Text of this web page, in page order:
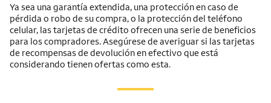
Ya sea una garantía extendida, una protección en caso de
pérdida o robo de su compra, o la protección del teléfono
celular, las tarjetas de crédito ofrecen una serie de beneficios
para los compradores. Asegúrese de averiguar si las tarjetas
de recompensas de devolución en efectivo que está
considerando tienen ofertas como esta.